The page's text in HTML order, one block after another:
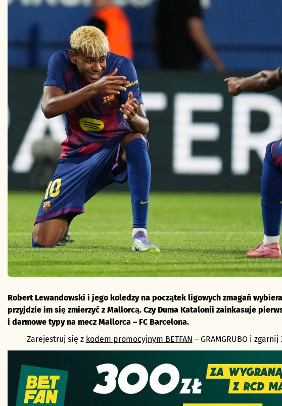
Robert Lewandowski i jego koledzy na początek ligowych zmagań
przyjdzie im się zmierzyć z Mallorcą. Czy Duma Katalonii zainkasuje
i darmowe typy na mecz Mallorca – FC Barcelona.
Zarejestruj się z kodem promocyjnym BETFAN – GRAMGRUBO i